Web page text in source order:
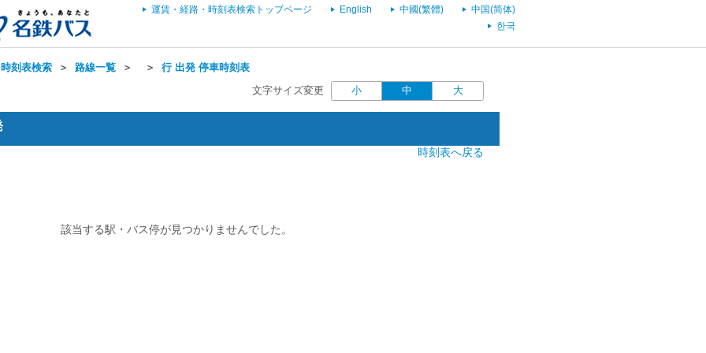
運賃・経路・時刻表検索トップページ English 中國(繁體)
中国(简体)
한국
刻表検索 ＞ 路線一覧 ＞ ＞ 行 出発 停車時刻表
文字サイズ変更 小 中 大
時刻表へ戻る
該当する駅・バス停が見つかりませんでした。